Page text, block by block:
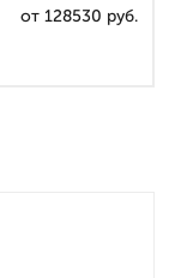
от 128530 руб.